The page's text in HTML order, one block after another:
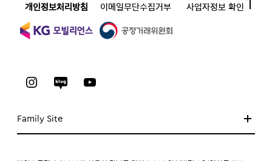
Family Site
개인정보처리방침 이메일무단수집거부 사업자정보 확인